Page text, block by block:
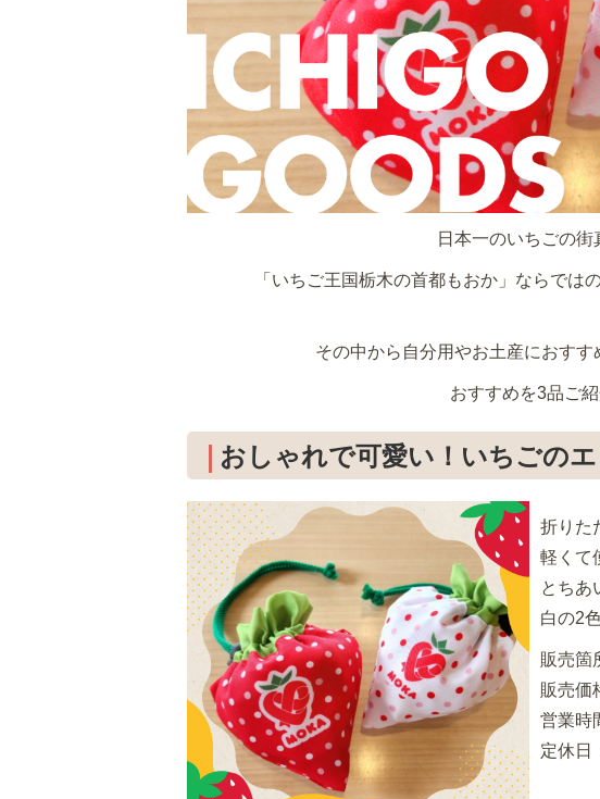
日本一のいちごの街
「いちご王国栃木の首都もおか」ならでは
その中から自分用やお土産におす
おすすめを3品ご紹
おしゃれで可愛い！いちごの
折りた
軽くて
とちあ
白の2
販売箇
販売価
営業時
定休日